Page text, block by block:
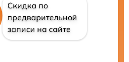
Скидка по
предварительной
записи на сайте